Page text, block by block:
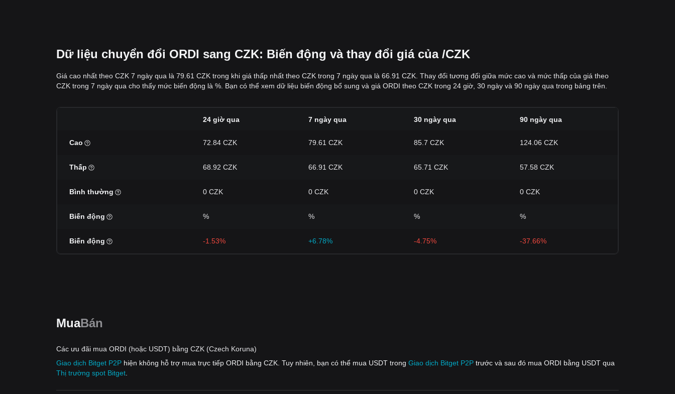
Dữ liệu chuyển đổi ORDI sang CZK: Biến động và thay đổi giá của /CZK
Giá cao nhất theo CZK 7 ngày qua là 79.61 CZK trong khi giá thấp nhất theo CZK trong 7 ngày qua là 66.91 CZK. Thay đổi tương đối giữa mức cao và mức thấp của giá theo
CZK trong 7 ngày qua cho thấy mức biến động là %. Bạn có thể xem dữ liệu biến động bổ sung và giá ORDI theo CZK trong 24 giờ, 30 ngày và 90 ngày qua trong bảng trên.
24 giờ qua 7 ngày qua 30 ngày qua 90 ngày qua
Cao 72.84 CZK 79.61 CZK 85.7 CZK 124.06 CZK
Thấp 68.92 CZK 66.91 CZK 65.71 CZK 57.58 CZK
Bình thường 0 CZK 0 CZK 0 CZK 0 CZK
Biến động % % % %
Biến động -1.53% +6.78% -4.75% -37.66%
MuaBán
Các ưu đãi mua ORDI (hoặc USDT) bằng CZK (Czech Koruna)
Giao dịch Bitget P2P hiện không hỗ trợ mua trực tiếp ORDI bằng CZK. Tuy nhiên, bạn có thể mua USDT trong Giao dịch Bitget P2P trước và sau đó mua ORDI bằng USDT qua
Thị trường spot Bitget